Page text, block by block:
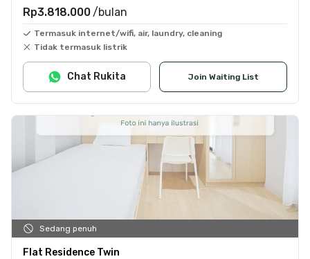
Rp3.818.000 /bulan
Termasuk internet/wifi, air, laundry, cleaning
Tidak termasuk listrik
Join Waiting List
Chat Rukita
Sedang penuh
Flat Residence Twin